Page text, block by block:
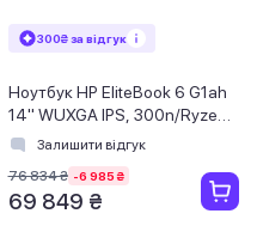
300₴ за відгук
Ноутбук HP EliteBook 6 G1ah
14" WUXGA IPS, 300n/Ryzen
5-220
Підсв/DOS
Залишити відгук
76 834 ₴ -6 985 ₴
69 849 ₴